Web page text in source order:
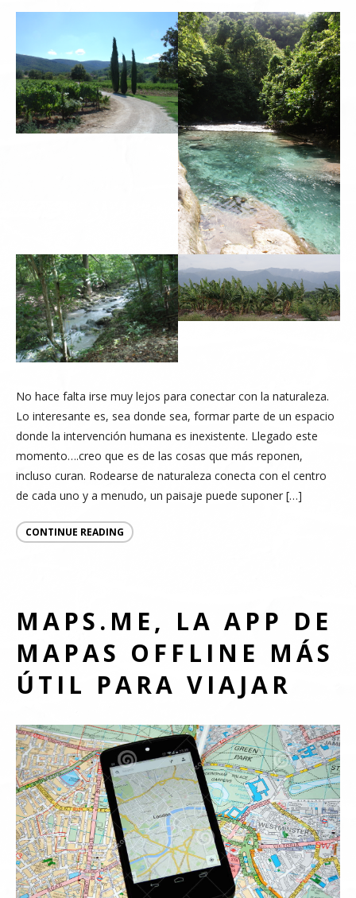
No hace falta irse muy lejos para conectar con la naturaleza.
Lo interesante es, sea donde sea, formar parte de un espacio
donde la intervención humana es inexistente. Llegado este
momento….creo que es de las cosas que más reponen,
incluso curan. Rodearse de naturaleza conecta con el centro
de cada uno y a menudo, un paisaje puede suponer […]
CONTINUE READING
MAPS.ME, LA APP DE
MAPAS OFFLINE MÁS
ÚTIL PARA VIAJAR